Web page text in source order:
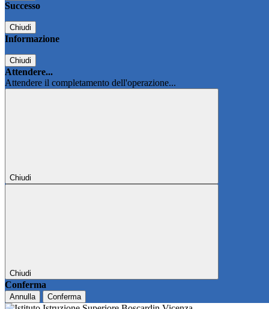
Successo
Chiudi
Informazione
Chiudi
Attendere...
Attendere il completamento dell'operazione...
Chiudi
Chiudi
Conferma
Annulla Conferma